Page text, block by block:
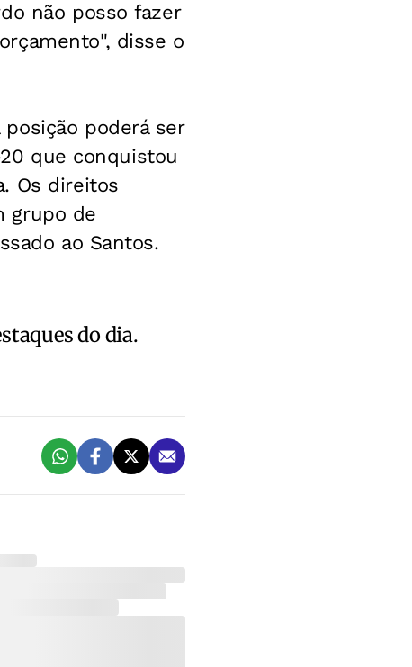
não posso fazer
disse o
poderá ser
que conquistou
Os direitos
grupo de
ao Santos.
do dia.